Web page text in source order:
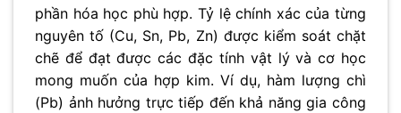
phần hóa học phù hợp. Tỷ lệ chính xác của từng
nguyên tố (Cu, Sn, Pb, Zn) được kiểm soát chặt
chẽ để đạt được các đặc tính vật lý và cơ học
mong muốn của hợp kim. Ví dụ, hàm lượng chì
(Pb) ảnh hưởng trực tiếp đến khả năng gia công